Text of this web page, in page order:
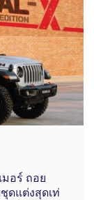
อร์ ถอย
ดแต่งสุดเท่